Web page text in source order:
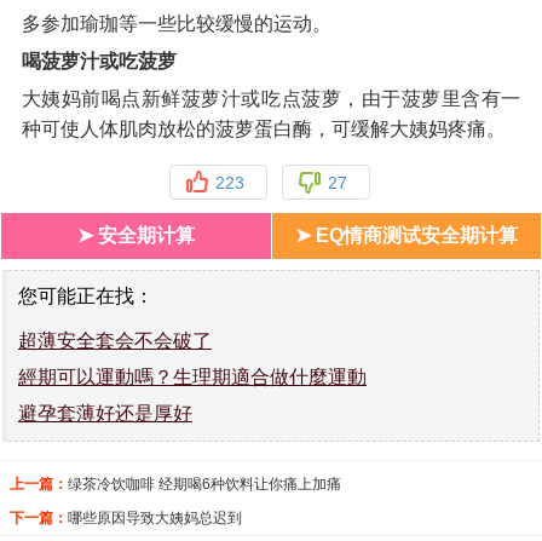
多参加瑜珈等一些比较缓慢的运动。
喝菠萝汁或吃菠萝
大姨妈前喝点新鲜菠萝汁或吃点菠萝，由于菠萝里含有一
种可使人体肌肉放松的菠萝蛋白酶，可缓解大姨妈疼痛。
223 27
➤ 安全期计算 ➤ EQ情商测试安全期计算
您可能正在找：
超薄安全套会不会破了
經期可以運動嗎？生理期適合做什麼運動
避孕套薄好还是厚好
上一篇： 绿茶冷饮咖啡 经期喝6种饮料让你痛上加痛
下一篇： 哪些原因导致大姨妈总迟到